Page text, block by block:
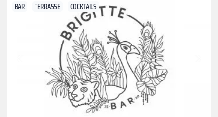
BAR TERRASSE COCKTAILS